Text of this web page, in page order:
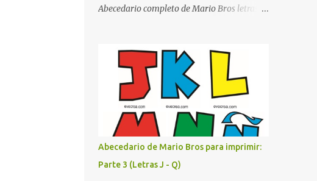
profesional. ¿Por qué son importantes los
quienes visitan la institución por primera
vez, encontrar la biblioteca, la dirección o un
aula específica puede resultar c...
Abecedario completo de Mario Bros letras
de los videojuegos. Este set de letras está
diseñado para transformar cualquier
mensaje en una aventura, utilizando la
tipografía clásica y robusta que los fans han
reconocido por décadas. En esta primera
sección, el abecedario nos presenta:
Identidad Visual: Un diseño de bloques con
bordes negros gruesos que resaltan sobre
cualquier fondo. Paleta de Colores: Una
Abecedario de Mario Bros para imprimir:
Parte 3 (Letras J - Q)